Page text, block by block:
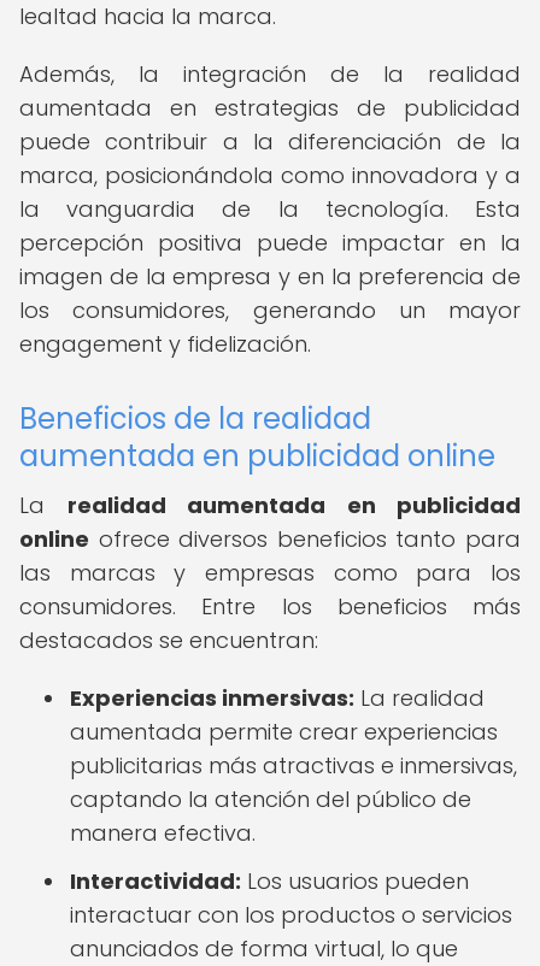
lealtad hacia la marca.
Además, la integración de la realidad
aumentada en estrategias de publicidad
puede contribuir a la diferenciación de la
marca, posicionándola como innovadora y a
la vanguardia de la tecnología. Esta
percepción positiva puede impactar en la
imagen de la empresa y en la preferencia de
los consumidores, generando un mayor
engagement y fidelización.
Beneficios de la realidad
aumentada en publicidad online
La realidad aumentada en publicidad
online ofrece diversos beneficios tanto para
las marcas y empresas como para los
consumidores. Entre los beneficios más
destacados se encuentran:
Experiencias inmersivas: La realidad
aumentada permite crear experiencias
publicitarias más atractivas e inmersivas,
captando la atención del público de
manera efectiva.
Interactividad: Los usuarios pueden
interactuar con los productos o servicios
anunciados de forma virtual, lo que